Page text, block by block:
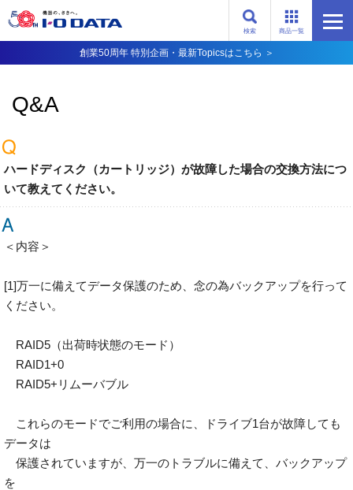
商品一覧
検索
創業50周年 特別企画・最新Topicsはこちら ＞
Q&A
ハードディスク（カートリッジ）が故障した場合の交換方法につ
いて教えてください。
＜内容＞
[1]万一に備えてデータ保護のため、念の為バックアップを行って
ください。
RAID5（出荷時状態のモード）
RAID1+0
RAID5+リムーバブル
これらのモードでご利用の場合に、ドライブ1台が故障しても
データは
保護されていますが、万一のトラブルに備えて、バックアップ
を